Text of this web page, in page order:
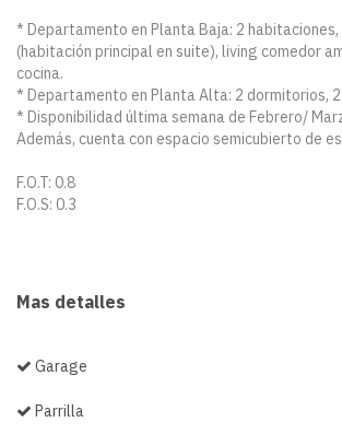
* Departamento en Planta Baja: 2 habitaciones,
(habitación principal en suite), living comedor
cocina.
* Departamento en Planta Alta: 2 dormitorios,
* Disponibilidad última semana de Febrero/
Además, cuenta con espacio semicubierto de
F.O.T: 0.8
F.O.S: 0.3
Mas detalles
Garage
Parrilla